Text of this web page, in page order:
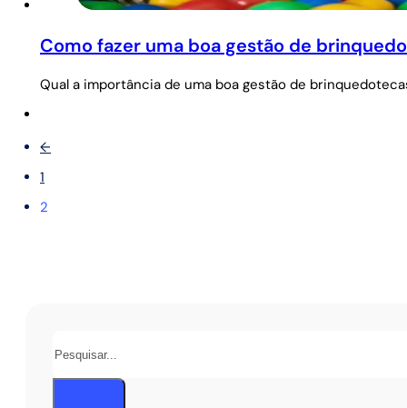
Como fazer uma boa gestão de
Qual a importância de uma boa gestão de
←
1
2